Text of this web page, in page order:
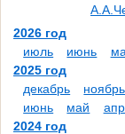
2026 год
июль
июнь
2025 год
декабрь
ноябрь
июнь
май
2024 год